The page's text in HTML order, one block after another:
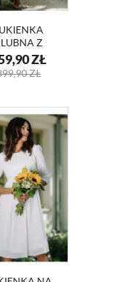
Z
NELA
3
ZŁ
ZŁ